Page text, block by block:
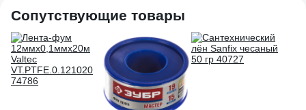
Сопутствующие товары